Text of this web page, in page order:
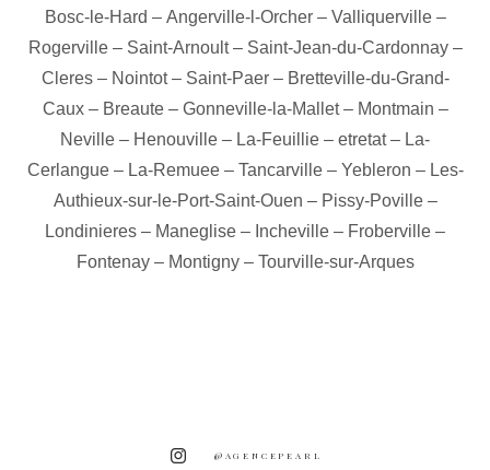
Bosc-le-Hard – Angerville-l-Orcher– Valliquerville–
Rogerville– Saint-Arnoult– Saint-Jean-du-Cardonnay–
Cleres– Nointot– Saint-Paer– Bretteville-du-Grand-
Caux– Breaute– Gonneville-la-Mallet– Montmain –
Neville – Henouville – La-Feuillie – etretat– La-
Cerlangue– La-Remuee– Tancarville– Yebleron – Les-
Authieux-sur-le-Port-Saint-Ouen – Pissy-Poville–
Londinieres – Maneglise – Incheville – Froberville –
Fontenay– Montigny– Tourville-sur-Arques
@AGENCEPEARL